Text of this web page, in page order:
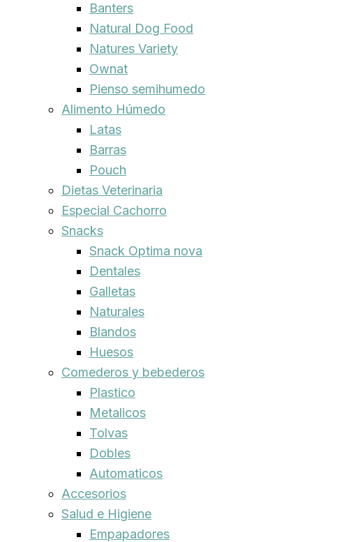
Banters
Natural Dog Food
Natures Variety
Ownat
Pienso semihumedo
Alimento Húmedo
Latas
Barras
Pouch
Dietas Veterinaria
Especial Cachorro
Snacks
Snack Optima nova
Dentales
Galletas
Naturales
Blandos
Huesos
Comederos y bebederos
Plastico
Metalicos
Tolvas
Dobles
Automaticos
Accesorios
Salud e Higiene
Empapadores